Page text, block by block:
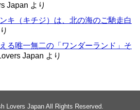
Japan より
キ（キチジ）は、北の海のご馳走白
る唯一無二の「ワンダーランド」そ
Japan より
Lovers JapanAll Rights Reserved.